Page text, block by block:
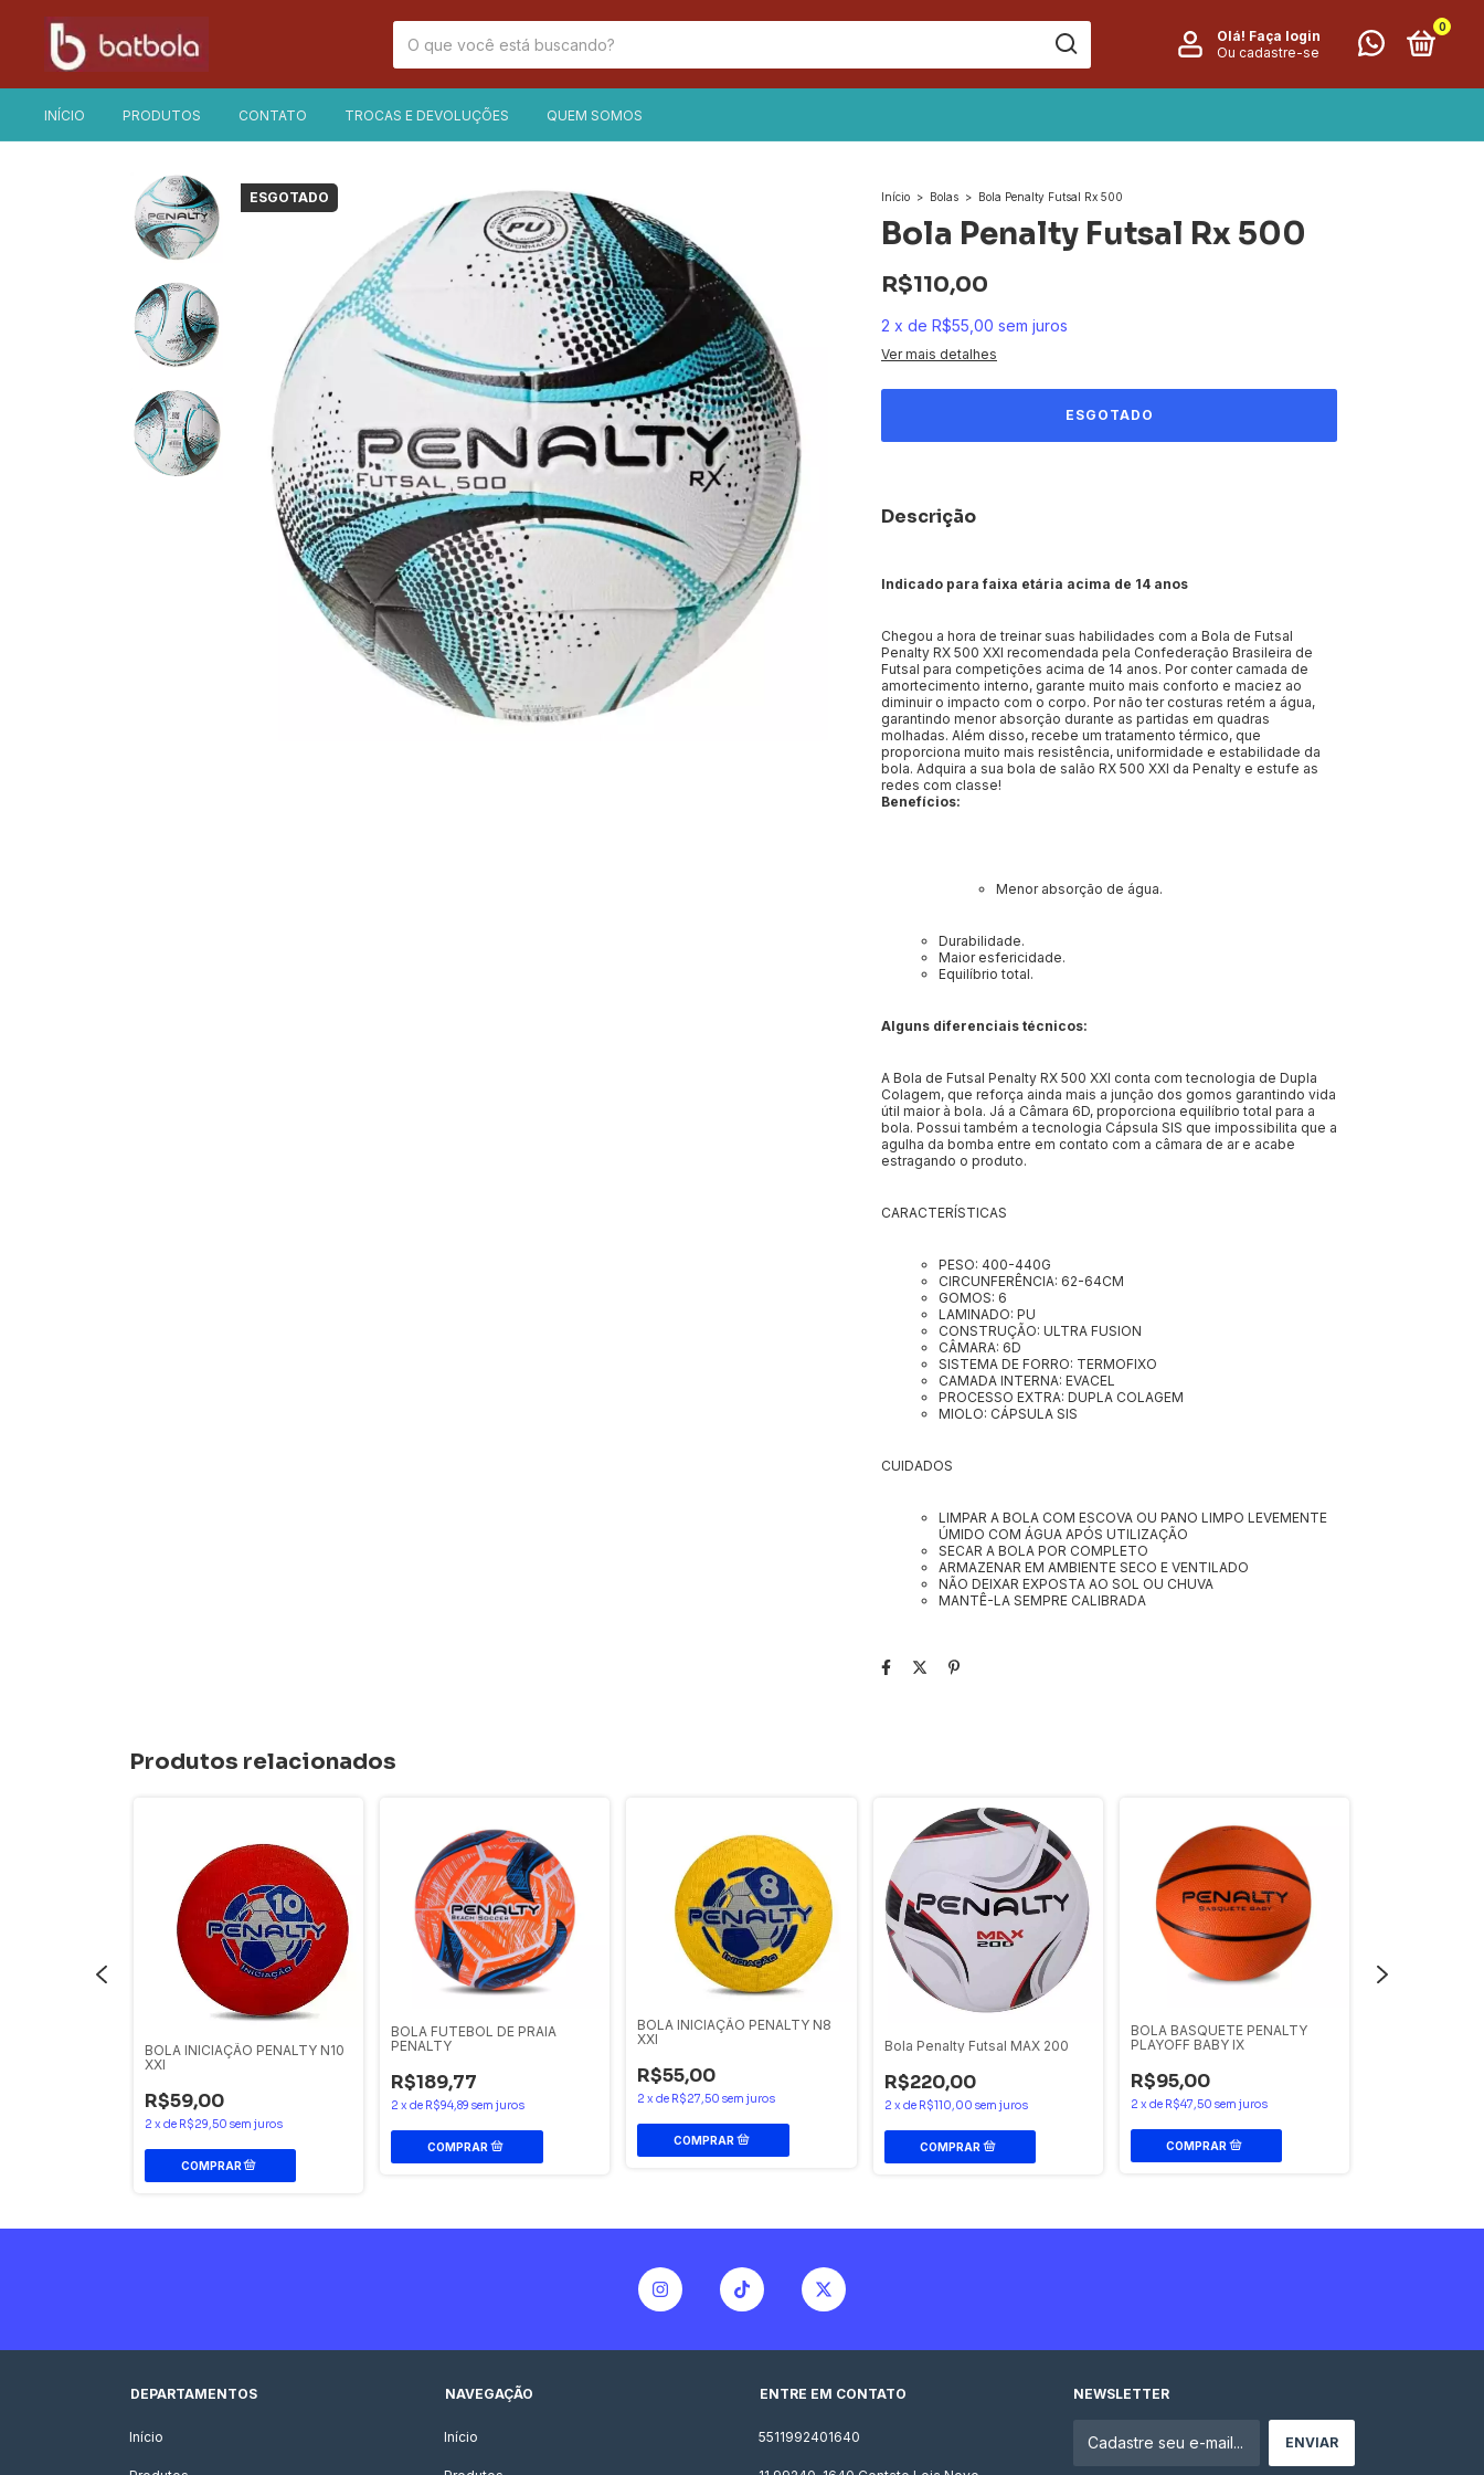
Olá! Faça login
Ou cadastre-se
0
INÍCIO PRODUTOS CONTATO TROCAS E DEVOLUÇÕES QUEM SOMOS
ESGOTADO Início > Bolas > Bola Penalty Futsal Rx 500
Bola Penalty Futsal Rx 500
R$110,00
2 x de R$55,00 sem juros
Ver mais detalhes
Descrição
Indicado para faixa etária acima de 14 anos
Chegou a hora de treinar suas habilidades com a Bola de Futsal
Penalty RX 500 XXI recomendada pela Confederação Brasileira de
Futsal para competições acima de 14 anos. Por conter camada de
amortecimento interno, garante muito mais conforto e maciez ao
diminuir o impacto com o corpo. Por não ter costuras retém a água,
garantindo menor absorção durante as partidas em quadras
molhadas. Além disso, recebe um tratamento térmico, que
proporciona muito mais resistência, uniformidade e estabilidade da
bola. Adquira a sua bola de salão RX 500 XXI da Penalty e estufe as
redes com classe!
Benefícios:
Menor absorção de água.
Durabilidade.
Maior esfericidade.
Equilíbrio total.
Alguns diferenciais técnicos:
A Bola de Futsal Penalty RX 500 XXI conta com tecnologia de Dupla
Colagem, que reforça ainda mais a junção dos gomos garantindo vida
útil maior à bola. Já a Câmara 6D, proporciona equilíbrio total para a
bola. Possui também a tecnologia Cápsula SIS que impossibilita que a
agulha da bomba entre em contato com a câmara de ar e acabe
estragando o produto.
CARACTERÍ­STICAS
PESO: 400-440G
CIRCUNFERÊNCIA: 62-64CM
GOMOS: 6
LAMINADO: PU
CONSTRUÇÃO: ULTRA FUSION
CÂMARA: 6D
SISTEMA DE FORRO: TERMOFIXO
CAMADA INTERNA: EVACEL
PROCESSO EXTRA: DUPLA COLAGEM
MIOLO: CÁPSULA SIS
CUIDADOS
LIMPAR A BOLA COM ESCOVA OU PANO LIMPO LEVEMENTE
ÚMIDO COM ÁGUA APÓS UTILIZAÇÃO
SECAR A BOLA POR COMPLETO
ARMAZENAR EM AMBIENTE SECO E VENTILADO
NÃO DEIXAR EXPOSTA AO SOL OU CHUVA
MANTÊ-LA SEMPRE CALIBRADA
Produtos relacionados
BOLA INICIAÇÃO PENALTY N10
XXI
R$59,00
2 x de R$29,50 sem juros
BOLA FUTEBOL DE PRAIA
PENALTY
R$189,77
2 xde R$94,89 sem juros
BOLA INICIAÇÃO PENALTY N8
XXI
R$55,00
2 xde R$27,50 sem juros
Bola Penalty Futsal MAX 200
R$220,00
2 x de R$110,00 sem juros
BOLA BASQUETE PENALTY
PLAYOFF BABY IX
R$95,00
2 x de R$47,50 sem juros
DEPARTAMENTOS
Início
NAVEGAÇÃO
Início
ENTRE EM CONTATO
5511992401640
NEWSLETTER